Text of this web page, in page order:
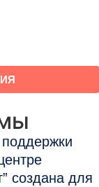
создана для